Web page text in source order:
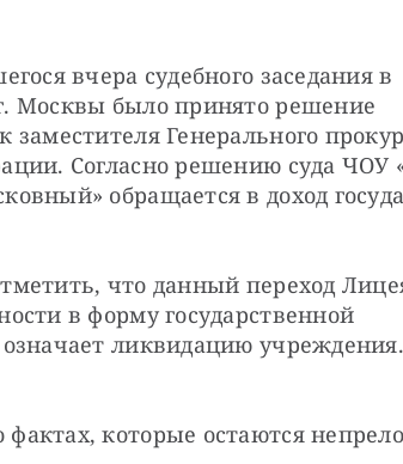
вчера судебного заседания в
Москвы было принято решение
заместителя Генерального
Согласно решению суда ЧОУ
обращается в доход
что данный переход
в форму государственной
означает ликвидацию учреждения.
которые остаются